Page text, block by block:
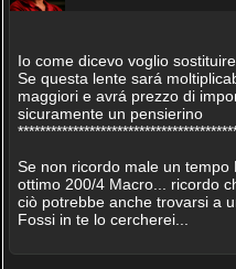
Io come dicevo voglio
Se questa lente sará
maggiori e avrá prezzo di
sicuramente un pensierino
Se non ricordo male un tempo
ottimo 200/4 Macro... ricordo
ciò potrebbe anche trovarsi a
Fossi in te lo cercherei...